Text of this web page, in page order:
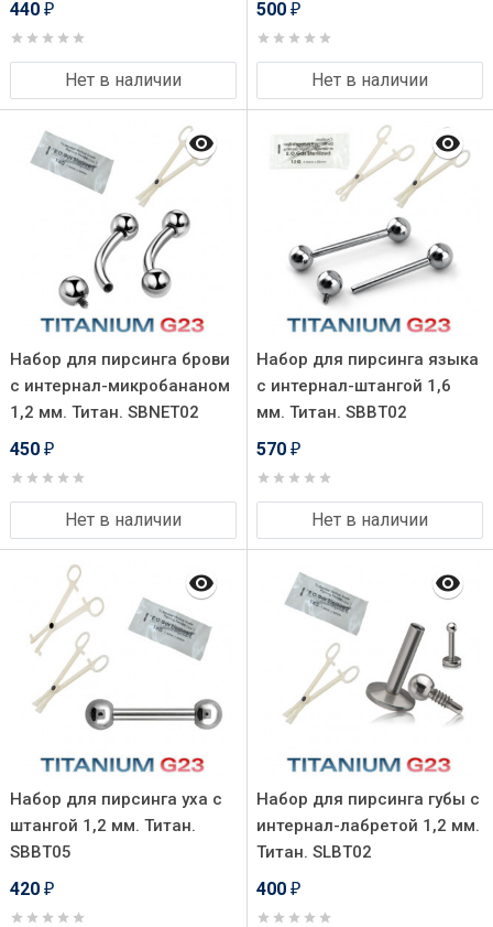
440 ₽
Нет в наличии
500 ₽
Нет в наличии
Набор для пирсинга брови
с интернал-микробананом
1,2 мм. Титан. SBNET02
450 ₽
Нет в наличии
Набор для пирсинга языка
с интернал-штангой 1,6
мм. Титан. SBBT02
570 ₽
Нет в наличии
Набор для пирсинга уха с
штангой 1,2 мм. Титан.
SBBT05
420 ₽
Набор для пирсинга губы с
интернал-лабретой 1,2 мм.
Титан. SLBT02
400 ₽